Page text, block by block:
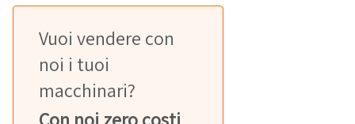
Vuoi vendere con
noi i tuoi
macchinari?